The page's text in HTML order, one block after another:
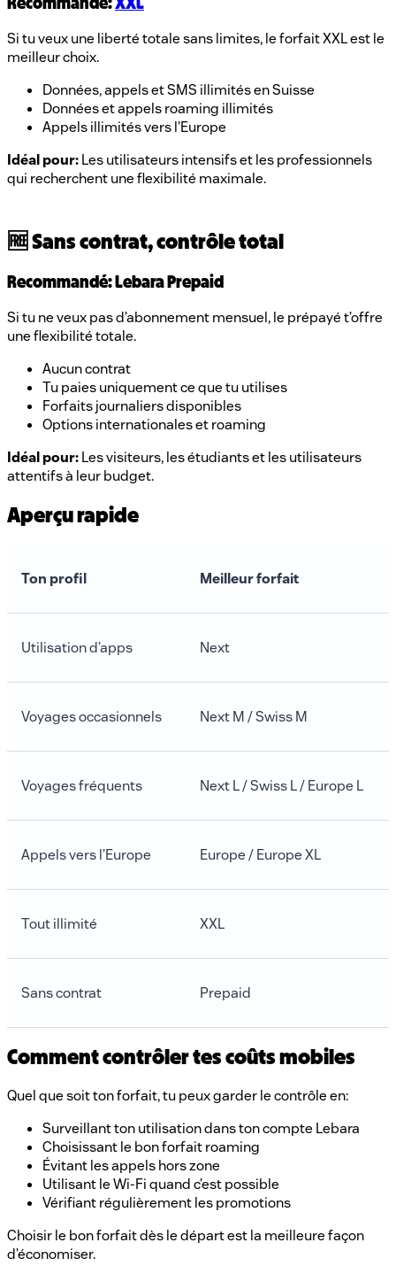
Si tu veux une liberté totale sans limites, le forfait XXL est le
meilleur choix.
Données, appels et SMS illimités en Suisse
Données et appels roaming illimités
Appels illimités vers l’Europe
Idéal pour:Les utilisateurs intensifs et les professionnels
qui recherchent une flexibilité maximale.
🆓 Sans contrat, contrôle total
Recommandé: Lebara Prepaid
Si tu ne veux pas d’abonnement mensuel, le prépayé t’offre
une flexibilité totale.
Aucun contrat
Tu paies uniquement ce que tu utilises
Forfaits journaliers disponibles
Options internationales et roaming
Idéal pour:Les visiteurs, les étudiants et les utilisateurs
attentifs à leur budget.
Aperçu rapide
Ton profil Meilleur forfait
Utilisation d’apps Next
Voyages occasionnels Next M / Swiss M
Voyages fréquents Next L / Swiss L / Europe L
Appels vers l’Europe Europe / Europe XL
Tout illimité XXL
Sans contrat Prepaid
Comment contrôler tes coûts mobiles
Quel que soit ton forfait, tu peux garder le contrôle en:
Surveillant ton utilisation dans ton compte Lebara
Choisissant le bon forfait roaming
Évitant les appels hors zone
Utilisant le Wi-Fi quand c’est possible
Vérifiant régulièrement les promotions
Choisir le bon forfait dès le départ est la meilleure façon
d’économiser.